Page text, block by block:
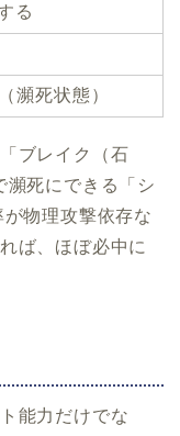
る
瀕死状態）
ブレイク（石
瀕死にできる「シ
物理攻撃依存な
ば、ほぼ必中に
能力だけでな